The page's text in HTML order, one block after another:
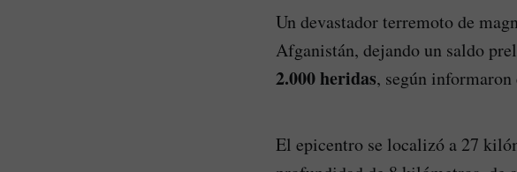
Un devastador terremoto de
Afganistán, dejando un saldo
2.000 heridas, según
El epicentro se localizó a 27